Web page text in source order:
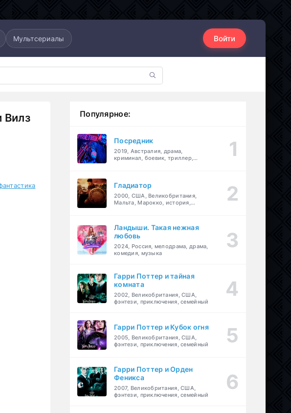
Мультсериалы Войти
Вилз
Популярное:
Посредник
2019, Австралия, драма,
криминал, боевик, триллер,
Гладиатор
2000, США, Великобритания,
Мальта, Марокко, история,
Ландыши. Такая нежная
любовь
2024, Россия, мелодрама, драма,
комедия, музыка
Гарри Поттер и тайная
комната
2002, Великобритания, США,
фэнтези, приключения, семейный
Гарри Поттер и Кубок огня
2005, Великобритания, США,
фэнтези, приключения, семейный
Гарри Поттер и Орден
Феникса
2007, Великобритания, США,
фэнтези, приключения, семейный